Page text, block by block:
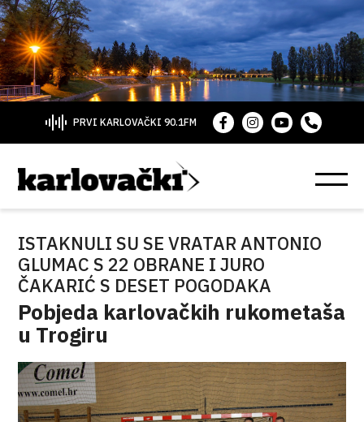
PRVI KARLOVAČKI 90.1FM
ISTAKNULI SU SE VRATAR ANTONIO
GLUMAC S 22 OBRANE I JURO
ČAKARIĆ S DESET POGODAKA
Pobjeda karlovačkih rukometaša
u Trogiru